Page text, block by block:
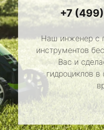
+7
Наш инженер с
инструментов
Вас и
гидроциклов